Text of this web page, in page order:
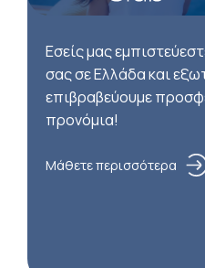
Εσείς μας
σας σε Ελλάδα και
επιβραβεύουμε
προνόμια!
Μάθετε περισσότερα